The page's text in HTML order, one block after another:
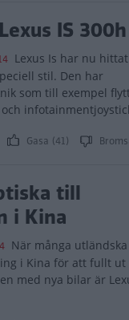
IS 300h
Lexus Is har nu hittat
stil. Den har
som till exempel
Gasa (41)
till
i Kina
När många
i Kina för att fullt ut
med nya bilar är